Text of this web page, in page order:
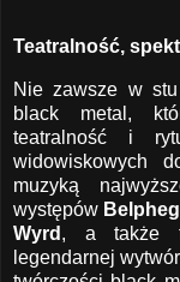
Teatralność,
Nie zawsze w
black metal,
teatralność i
widowiskowych
muzyką
występów
Wyrd , a także
legendarnej